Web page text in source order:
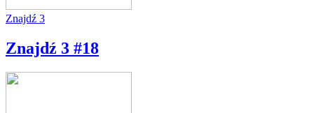
Znajdź 3
Znajdź 3 #18